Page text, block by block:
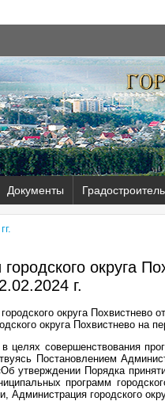
Документы
округа
г.
округа Похвистнево
округа Похвистнево на
совершенствования
Постановлением
утверждении Порядка
программ
Администрация городского